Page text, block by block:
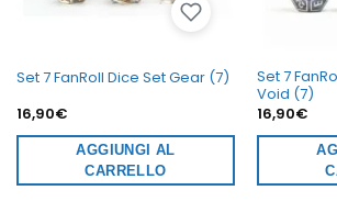
Set 7 FanRoll Dice Set Gear (7)
16,90€
AGGIUNGI AL
CARRELLO
Set 7
Void (7)
16,90€